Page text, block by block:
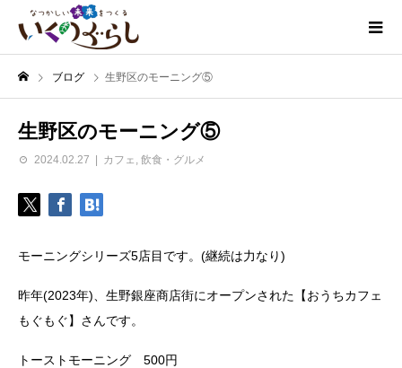
ブログ 生野区のモーニング⑤
生野区のモーニング⑤
2024.02.27 カフェ 飲食・グルメ
モーニングシリーズ5店目です。(継続は力なり)
昨年(2023年)、生野銀座商店街にオープンされた【おうちカフェ
もぐもぐ】さんです。
トーストモーニング 500円